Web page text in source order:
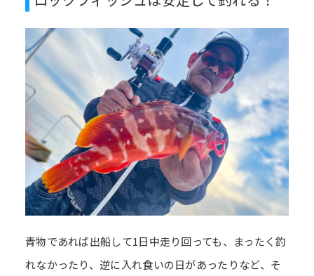
青物であれば出船して1日中走り回っても、まったく釣
れなかったり、逆に入れ食いの日があったりなど、そ